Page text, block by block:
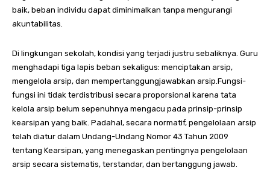
baik, beban individu dapat diminimalkan tanpa mengurangi
akuntabilitas.
Di lingkungan sekolah, kondisi yang terjadi justru sebaliknya. Guru
menghadapi tiga lapis beban sekaligus: menciptakan arsip,
mengelola arsip, dan mempertanggungjawabkan arsip.Fungsi-
fungsi ini tidak terdistribusi secara proporsional karena tata
kelola arsip belum sepenuhnya mengacu pada prinsip-prinsip
kearsipan yang baik. Padahal, secara normatif, pengelolaan arsip
telah diatur dalam Undang-Undang Nomor 43 Tahun 2009
tentang Kearsipan, yang menegaskan pentingnya pengelolaan
arsip secara sistematis, terstandar, dan bertanggung jawab.